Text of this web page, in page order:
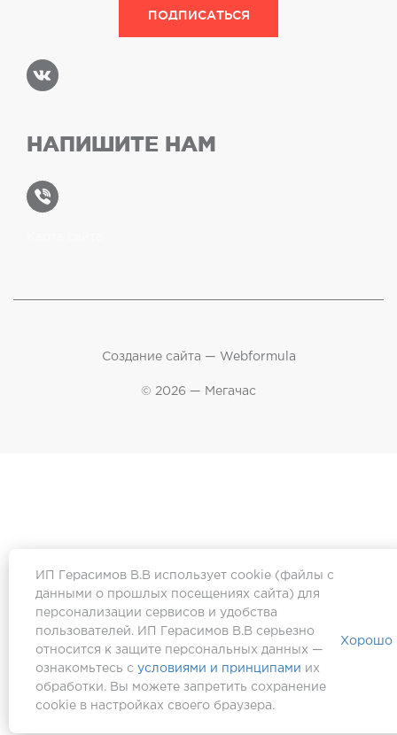
НАПИШИТЕ НАМ
Создание сайта — Webformula
© 2026 — Мегачас
ИП Герасимов В.В использует cookie (файлы с
данными о прошлых посещениях сайта) для
персонализации сервисов и удобства
пользователей. ИП Герасимов В.В серьезно
относится к защите персональных данных —
ознакомьтесь с условиями и принципами их
обработки. Вы можете запретить сохранение
cookie в настройках своего браузера.
Хорошо